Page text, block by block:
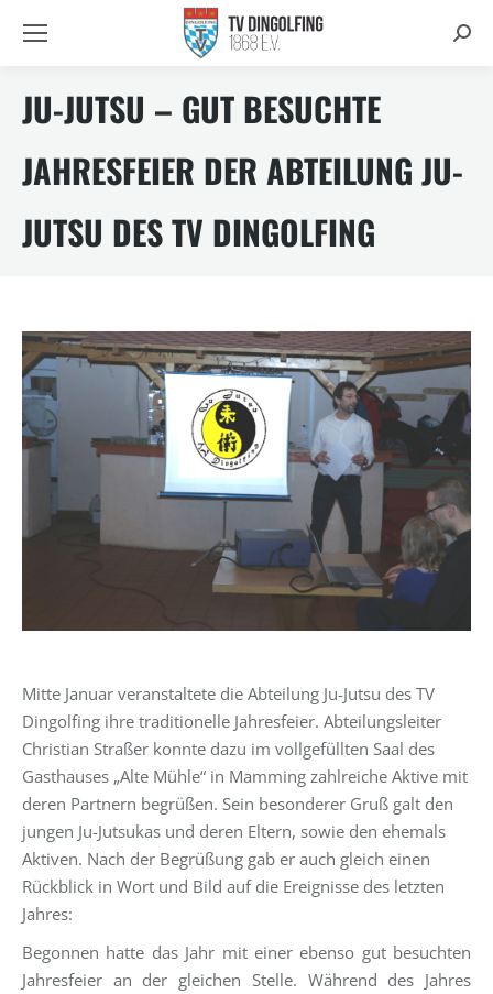
JU-JUTSU – GUT BESUCHTE
JAHRESFEIER DER ABTEILUNG JU-
JUTSU DES TV DINGOLFING
Mitte Januar veranstaltete die Abteilung Ju-Jutsu des TV
Dingolfing ihre traditionelle Jahresfeier. Abteilungsleiter
Christian Straßer konnte dazu im vollgefüllten Saal des
Gasthauses „Alte Mühle“ in Mamming zahlreiche Aktive mit
deren Partnern begrüßen. Sein besonderer Gruß galt den
jungen Ju-Jutsukas und deren Eltern, sowie den ehemals
Aktiven. Nach der Begrüßung gab er auch gleich einen
Rückblick in Wort und Bild auf die Ereignisse des letzten
Jahres:
Begonnen hatte das Jahr mit einer ebenso gut besuchten
Jahresfeier an der gleichen Stelle. Während des Jahres